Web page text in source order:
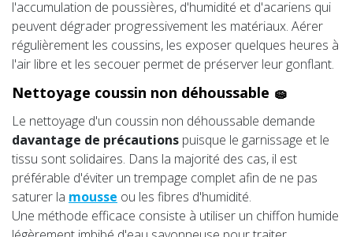
l'accumulation de poussières, d'humidité et d'acariens qui
peuvent dégrader progressivement les matériaux. Aérer
régulièrement les coussins, les exposer quelques heures à
l'air libre et les secouer permet de préserver leur gonflant.
Nettoyage coussin non déhoussable 🧽
Le nettoyage d'un coussin non déhoussable demande
davantage de précautions puisque le garnissage et le
tissu sont solidaires. Dans la majorité des cas, il est
préférable d'éviter un trempage complet afin de ne pas
saturer la mousse ou les fibres d'humidité.
Une méthode efficace consiste à utiliser un chiffon humide